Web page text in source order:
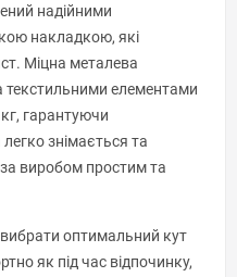
надійними
накладкою, які
Міцна металева
текстильними елементами
гарантуючи
знімається та
виробом простим та
оптимальний кут
як під час відпочинку,